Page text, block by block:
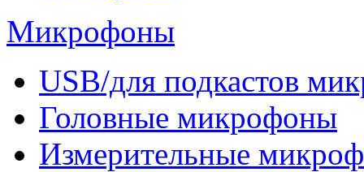
Микрофоны
USB/для подкастов
Головные микрофоны
Измерительные